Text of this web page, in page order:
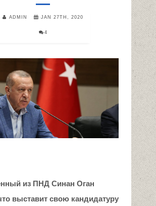
ADMIN JAN 27TH, 2020
4
из ПНД Синан Оган
выставит свою кандидатуру